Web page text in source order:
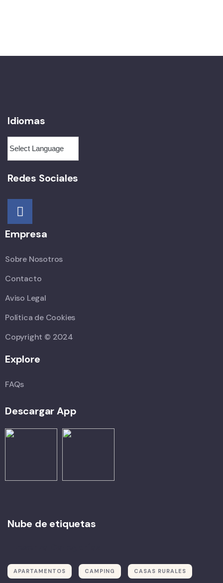
Idiomas
Redes Sociales
Empresa
Sobre Nosotros
Contacto
Aviso Legal
Política de Cookies
Copyright © 2024
Explore
FAQs
Descargar App
Nube de etiquetas
APARTAMENTOS CAMPING CASAS RURALES